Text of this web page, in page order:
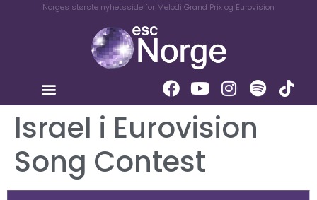
Norges største nyhetsside for Melodi Grand Prix og Eurovision
Israel i Eurovision
Song Contest